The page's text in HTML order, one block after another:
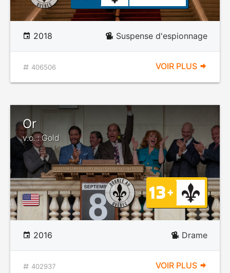
2018 Suspense d'espionnage
406506 VOIR PLUS
Or
v.o. : Gold
2016 Drame
402937 VOIR PLUS